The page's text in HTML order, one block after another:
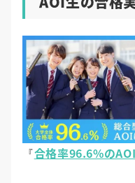
『合格率96.6%の